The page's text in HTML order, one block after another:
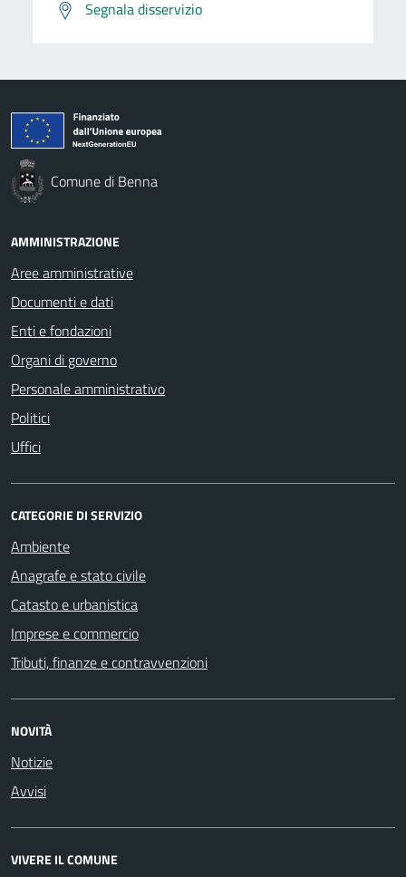
Segnala disservizio
Comune di Benna
AMMINISTRAZIONE
Aree amministrative
Documenti e dati
Enti e fondazioni
Organi di governo
Personale amministrativo
Politici
Uffici
CATEGORIE DI SERVIZIO
Ambiente
Anagrafe e stato civile
Catasto e urbanistica
Imprese e commercio
Tributi, finanze e contravvenzioni
NOVITÀ
Notizie
Avvisi
VIVERE IL COMUNE